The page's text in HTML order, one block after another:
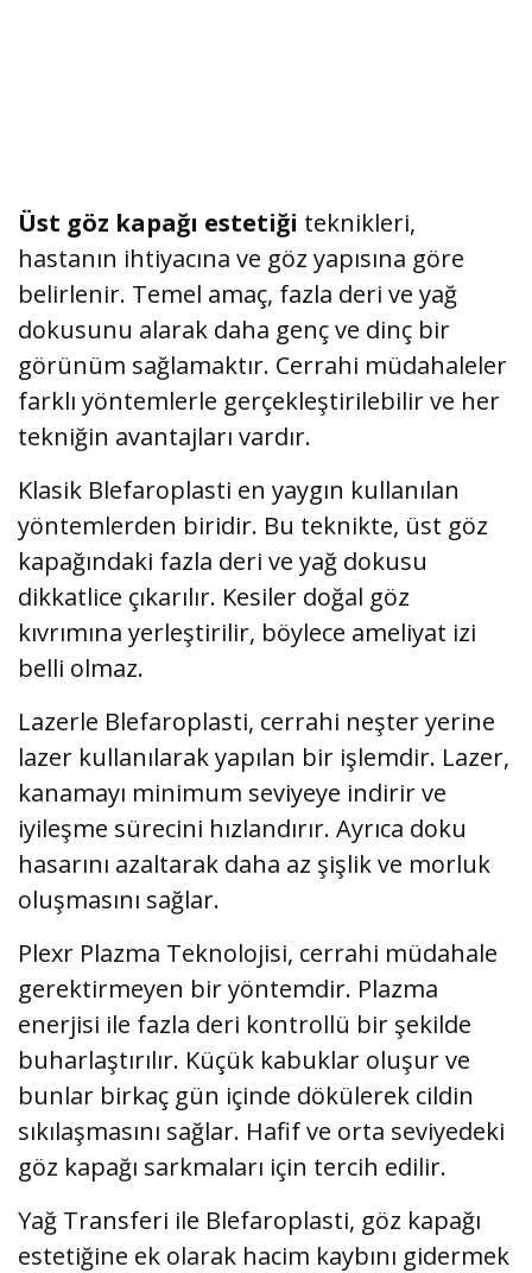
Üst göz kapağı estetiği teknikleri,
hastanın ihtiyacına ve göz yapısına göre
belirlenir. Temel amaç, fazla deri ve yağ
dokusunu alarak daha genç ve dinç bir
görünüm sağlamaktır. Cerrahi müdahaleler
farklı yöntemlerle gerçekleştirilebilir ve her
tekniğin avantajları vardır.
Klasik Blefaroplasti en yaygın kullanılan
yöntemlerden biridir. Bu teknikte, üst göz
kapağındaki fazla deri ve yağ dokusu
dikkatlice çıkarılır. Kesiler doğal göz
kıvrımına yerleştirilir, böylece ameliyat izi
belli olmaz.
Lazerle Blefaroplasti, cerrahi neşter yerine
lazer kullanılarak yapılan bir işlemdir. Lazer,
kanamayı minimum seviyeye indirir ve
iyileşme sürecini hızlandırır. Ayrıca doku
hasarını azaltarak daha az şişlik ve morluk
oluşmasını sağlar.
Plexr Plazma Teknolojisi, cerrahi müdahale
gerektirmeyen bir yöntemdir. Plazma
enerjisi ile fazla deri kontrollü bir şekilde
buharlaştırılır. Küçük kabuklar oluşur ve
bunlar birkaç gün içinde dökülerek cildin
sıkılaşmasını sağlar. Hafif ve orta seviyedeki
göz kapağı sarkmaları için tercih edilir.
Yağ Transferi ile Blefaroplasti, göz kapağı
estetiğine ek olarak hacim kaybını gidermek